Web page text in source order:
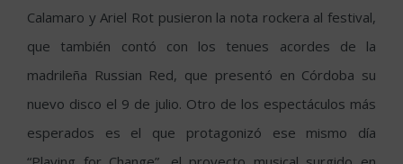
Calamaro y Ariel Rot pusieron la nota rockera al festival,
que también contó con los tenues acordes de la
madrileña Russian Red, que presentó en Córdoba su
nuevo disco el 9 de julio. Otro de los espectáculos más
esperados es el que protagonizó ese mismo día